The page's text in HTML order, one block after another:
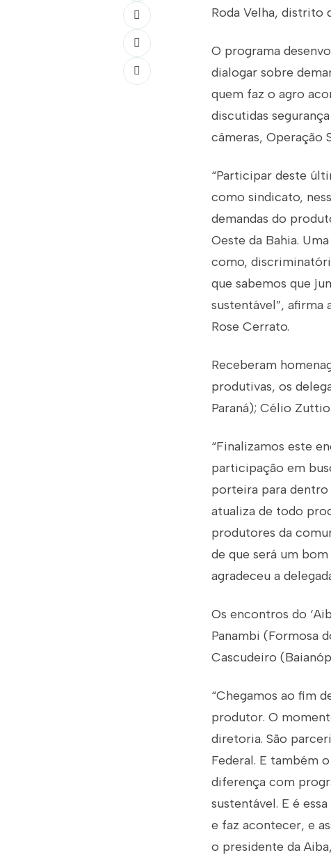
Roda Velha, distrito
O programa
dialogar sobre
quem faz o agro
discutidas
câmeras, Operação
“Participar deste
como sindicato,
demandas do
Oeste da Bahia.
como,
que sabemos que
sustentável”, afirma
Rose Cerrato.
Receberam
produtivas, os
Paraná); Célio
“Finalizamos este
participação em
porteira para dentro
atualiza de todo
produtores da
de que será um
agradeceu a
Os encontros do
Panambi (Formosa
Cascudeiro
“Chegamos ao fim
produtor. O
diretoria. São
Federal. E também
diferença com
sustentável. E é
e faz acontecer, e
o presidente da